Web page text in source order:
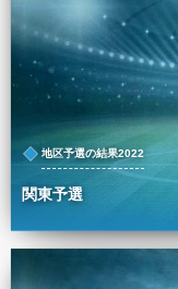
地区予選の結果2022
関東予選